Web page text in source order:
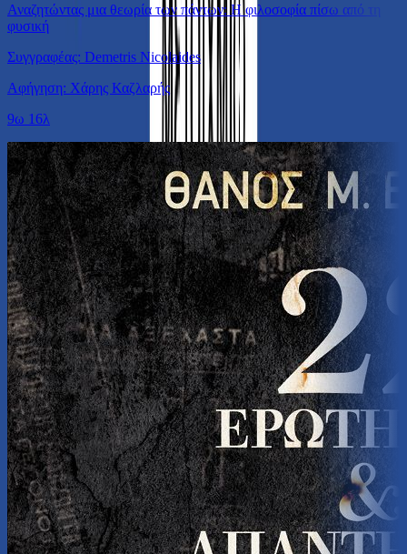
Αναζητώντας μια θεωρία των πάντων: Η φιλοσοφία πίσω από τη
φυσική
Συγγραφέας: Demetris Nicolaides
Αφήγηση: Χάρης Καζλαρής
9ω 16λ